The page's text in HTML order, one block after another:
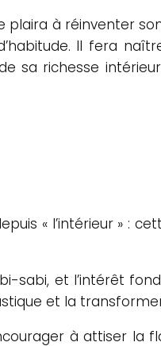
plaira à réinventer
Il fera
sa richesse
« l’intérieur » :
sabi, et l’intérêt
et la
à attiser la